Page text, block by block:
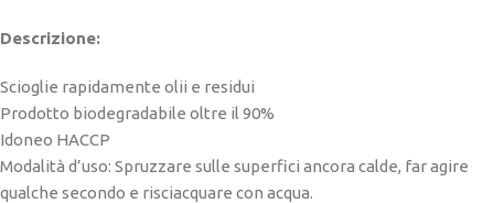
Descrizione:
Scioglie rapidamente olii e residui
Prodotto biodegradabile oltre il 90%
Idoneo HACCP
Modalità d’uso: Spruzzare sulle superfici ancora calde, far agire
qualche secondo e risciacquare con acqua.